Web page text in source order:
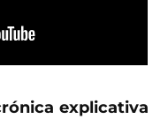
explicativa